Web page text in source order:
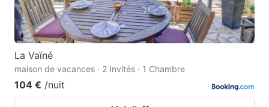
La Vaïné
maison de vacances · 2 Invités · 1 Chambre
104 € /nuit